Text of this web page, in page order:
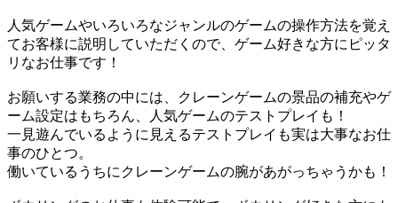
人気ゲームやいろいろなジャンルのゲームの操作方法を覚え
てお客様に説明していただくので、ゲーム好きな方にピッタ
リなお仕事です！
お願いする業務の中には、クレーンゲームの景品の補充やゲ
ーム設定はもちろん、人気ゲームのテストプレイも！
一見遊んでいるように見えるテストプレイも実は大事なお仕
事のひとつ。
働いているうちにクレーンゲームの腕があがっちゃうかも！